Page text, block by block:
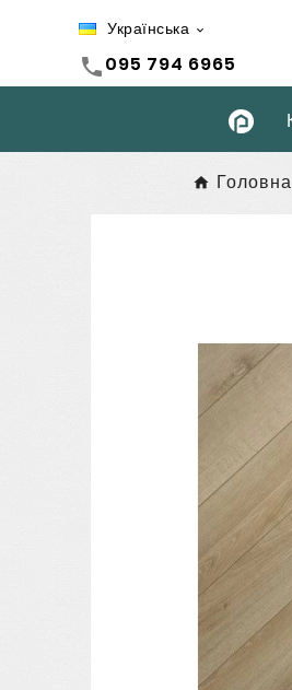
Українська 
call095 794 6965
Головна